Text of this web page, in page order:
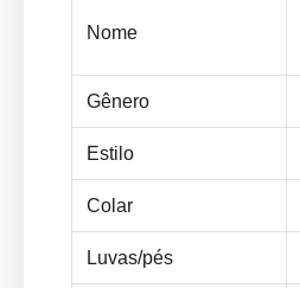
Nome
Gênero
Estilo
Colar
Luvas/pés